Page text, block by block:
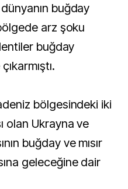
dünyanın buğday
arz şoku
buğday
bölgesindeki iki
olan Ukrayna ve
buğday ve mısır
geleceğine dair